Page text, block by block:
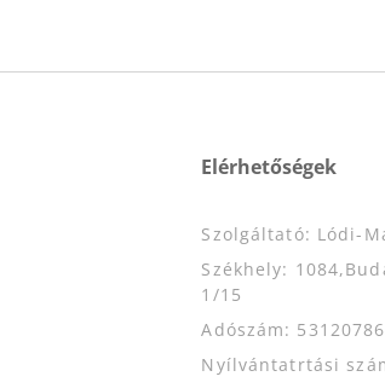
Elérhetőségek
Szolgáltató: Lódi-
Székhely:
1/15
Adószám:
Nyílvántatrtási